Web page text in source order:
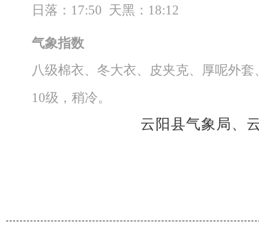
日落： 17:50 天黑： 18:12
气象指数
八级棉衣、冬大衣、皮夹克、厚呢外套
10级，稍冷。
云阳县气象局、